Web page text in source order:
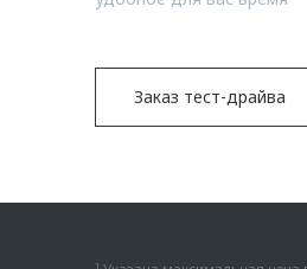
Заказ тест-драйва